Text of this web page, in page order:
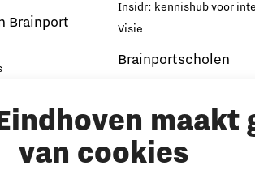
maakt
van cookies
Brainport
Insidr: kennishub voor
Visie
Brainportscholen
Publicaties Brainport
Onderwijs